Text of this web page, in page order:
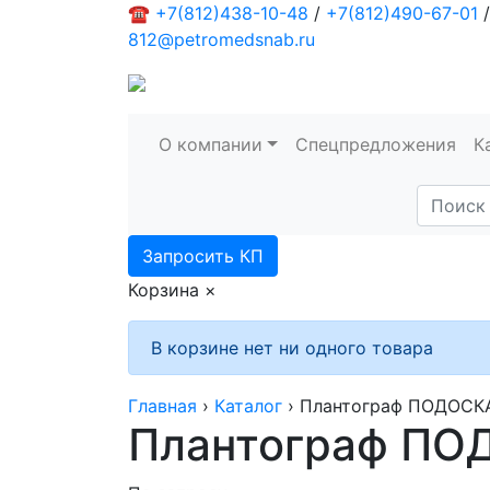
☎ +7(812)438-10-48 / +7(812)490-67-01 /
812@petromedsnab.ru
О компании Спецпредложения
Запросить КП
Корзина ×
В корзине нет ни одного товара
Главная › Каталог › Плантограф
Плантограф